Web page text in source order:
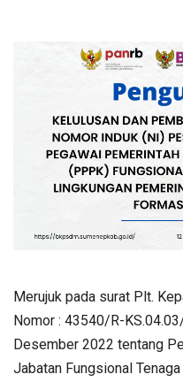
Merujuk pada surat Plt.
Nomor : 43540/R-
Desember 2022 tentang
Jabatan Fungsional